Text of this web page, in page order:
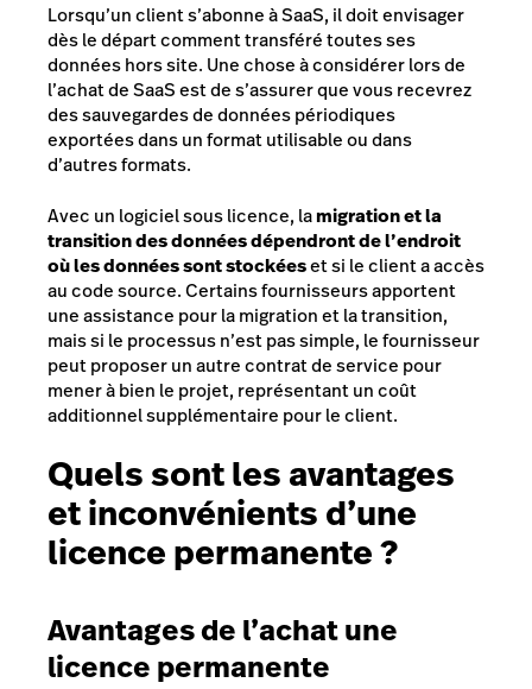
Lorsqu’un client s’abonne à SaaS, il doit envisager
dès le départ comment transféré toutes ses
données hors site. Une chose à considérer lors de
l’achat de SaaS est de s’assurer que vous recevrez
des sauvegardes de données périodiques
exportées dans un format utilisable ou dans
d’autres formats.
Avec un logiciel sous licence, lamigration et la
transition des données dépendront de l’endroit
où les données sont stockéeset si le client a accès
au code source. Certains fournisseurs apportent
une assistance pour la migration et la transition,
mais si le processus n’est pas simple, le fournisseur
peut proposer un autre contrat de service pour
mener à bien le projet, représentant un coût
additionnel supplémentaire pour le client.
Quels sont les avantages
et inconvénients d’une
licence permanente ?
Avantages de l’achat une
licence permanente